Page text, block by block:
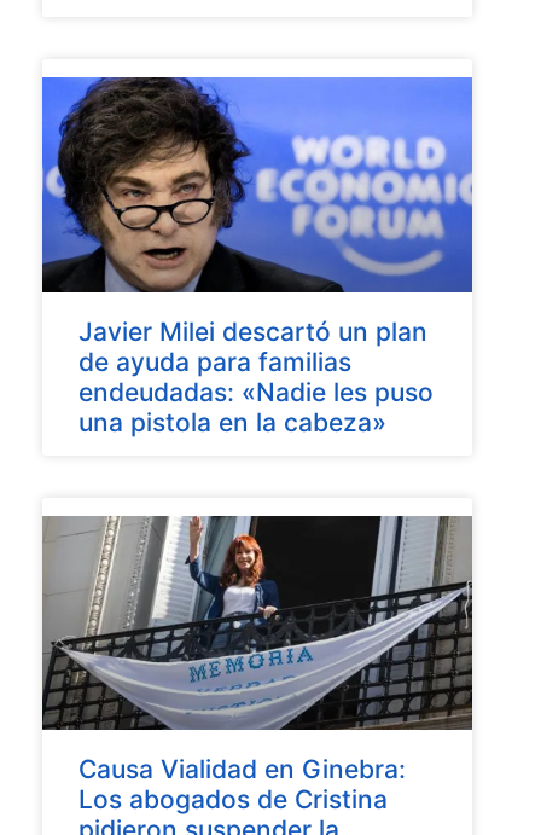
Javier Milei descartó un plan
de ayuda para familias
endeudadas: «Nadie les puso
una pistola en la cabeza»
Causa Vialidad en Ginebra:
Los abogados de Cristina